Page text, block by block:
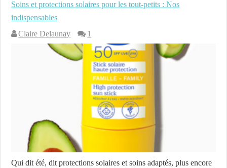
Soins et protections solaires pour les tout-petits : Nos
indispensables
Claire Delaunay
1
Qui dit été, dit protections solaires et soins adaptés, plus encore